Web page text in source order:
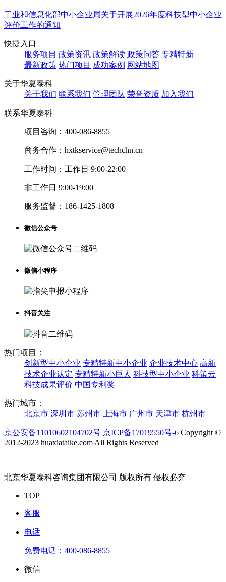
工业和信息化部中小企业局关于开展2026年度科技型中小企业
评价工作的通知
快捷入口
服务项目 政策资讯 政策解读 政策问答 专精特新
最新政策 热门项目 成功案例 网站地图
关于华夏泰科
关于我们 联系我们 管理团队 荣誉资质 加入我们
联系华夏泰科
项目咨询： 400-086-8855
商务合作： hxtkservice@techchn.cn
工作时间： 工作日 9:00-22:00
非工作日 9:00-19:00
服务监督： 186-1425-1808
微信公众号
微信小程序
抖音关注
热门项目：
创新型中小企业 专精特新中小企业 企业技术中心 高新
技术企业认定 专精特新小巨人 科技型中小企业 科策云
科技成果评价 中国专利奖
热门城市：
北京市 深圳市 苏州市 上海市 广州市 天津市 杭州市
京公安备11010602104702号 京ICP备17019550号-6 Copyright ©
2012-2023 huaxiataike.com All Rights Reserved
北京华夏泰科咨询集团有限公司 版权所有 侵权必究
TOP
客服
电话
免费电话： 400-086-8855
微信